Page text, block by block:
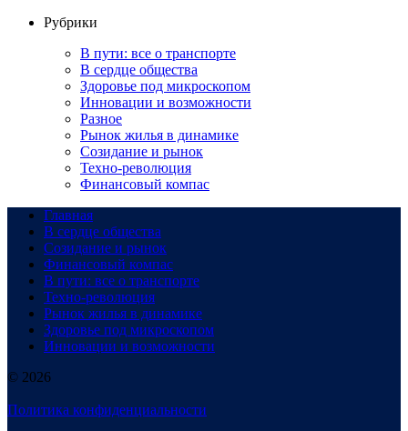
Рубрики
В пути: все о транспорте
В сердце общества
Здоровье под микроскопом
Инновации и возможности
Разное
Рынок жилья в динамике
Созидание и рынок
Техно-революция
Финансовый компас
Главная
В сердце общества
Созидание и рынок
Финансовый компас
В пути: все о транспорте
Техно-революция
Рынок жилья в динамике
Здоровье под микроскопом
Инновации и возможности
© 2026
Политика конфиденциальности